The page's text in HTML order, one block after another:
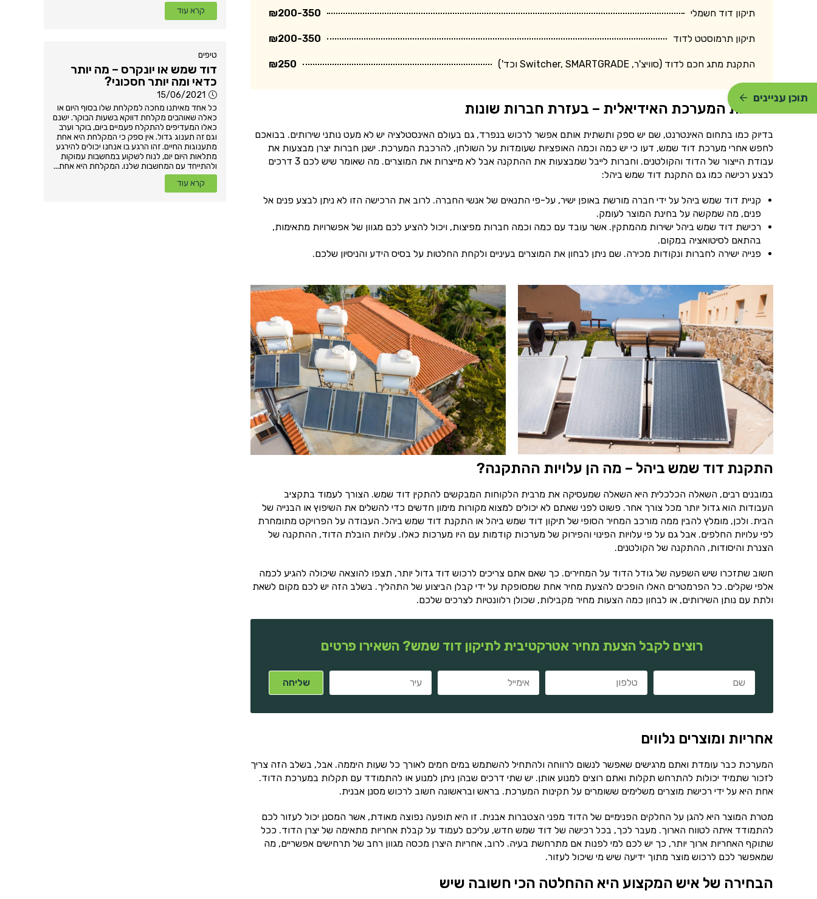
תיקון דוד חשמלי ₪200-350
תיקון תרמוסטט לדוד ₪200-350
התקנת מתג חכם לדוד (סוויצ'ר, Switcher, SMARTGRADE וכד') ₪250
הרכבת המערכת האידיאלית – בעזרת חברות שונות
בדיוק כמו בתחום האינטרנט, שם יש ספק ותשתית אותם אפשר לרכוש בנפרד, גם בעולם האינסטלציה יש לא מעט נותני שירותים. בבואכם
לחפש אחרי מערכת דוד שמש, דעו כי יש כמה וכמה האופציות שעומדות על השולחן, להרכבת המערכת. ישנן חברות יצרן מבצעות את
עבודת הייצור של הדוד והקולטנים. וחברות לייבל שמבצעות את ההתקנה אבל לא מייצרות את המוצרים. מה שאומר שיש לכם 3 דרכים
לבצע רכישה כמו גם התקנת דוד שמש ביהל:
קניית דוד שמש ביהל על ידי חברה מורשת באופן ישיר, על-פי התנאים של אנשי החברה. לרוב את הרכישה הזו לא ניתן לבצע פנים אל
פנים, מה שמקשה על בחינת המוצר לעומק.
רכישת דוד שמש ביהל ישירות מהמתקין. אשר עובד עם כמה וכמה חברות מפיצות, ויכול להציע לכם מגוון של אפשרויות מתאימות,
בהתאם לסיטואציה במקום.
פנייה ישירה לחברות ונקודות מכירה. שם ניתן לבחון את המוצרים בעיניים ולקחת החלטות על בסיס הידע והניסיון שלכם.
התקנת דוד שמש ביהל – מה הן עלויות ההתקנה?
במובנים רבים, השאלה הכלכלית היא השאלה שמעסיקה את מרבית הלקוחות המבקשים להתקין דוד שמש. הצורך לעמוד בתקציב
העבודות הוא גדול יותר מכל צורך אחר. פשוט לפני שאתם לא יכולים למצוא מקורות מימון חדשים כדי להשלים את השיפוץ או הבנייה של
הבית. ולכן, מומלץ להבין ממה מורכב המחיר הסופי של תיקון דוד שמש ביהל או התקנת דוד שמש ביהל. העבודה על הפרויקט מתומחרת
לפי עלויות החלפים. אבל גם על פי עלויות הפינוי והפירוק של מערכות קודמות עם היו מערכות כאלו. עלויות הובלת הדוד, ההתקנה של
הצנרת והיסודות, ההתקנה של הקולטנים.
חשוב שתזכרו שיש השפעה של גודל הדוד על המחירים. כך שאם אתם צריכים לרכוש דוד גדול יותר, תצפו להוצאה שיכולה להגיע לכמה
אלפי שקלים. כל הפרמטרים האלו הופכים להצעת מחיר אחת שמסופקת על ידי קבלן הביצוע של התהליך. בשלב הזה יש לכם מקום לשאת
ולתת עם נותן השירותים, או לבחון כמה הצעות מחיר מקבילות, שכולן רלוונטיות לצרכים שלכם.
רוצים לקבל הצעת מחיר אטרקטיבית לתיקון דוד שמש? השאירו פרטים
אחריות ומוצרים נלווים
המערכת כבר עומדת ואתם מרגישים שאפשר לנשום לרווחה ולהתחיל להשתמש במים חמים לאורך כל שעות היממה. אבל, בשלב הזה צריך
לזכור שתמיד יכולות להתרחש תקלות ואתם רוצים למנוע אותן. יש שתי דרכים שבהן ניתן למנוע או להתמודד עם תקלות במערכת הדוד.
אחת היא על ידי רכישת מוצרים משלימים ששומרים על תקינות המערכת. בראש ובראשונה חשוב לרכוש מסנן אבנית.
מטרת המוצר היא להגן על החלקים הפנימיים של הדוד מפני הצטברות אבנית. זו היא תופעה נפוצה מאודת, אשר המסנן יכול לעזור לכם
להתמודד איתה לטווח הארוך. מעבר לכך, בכל רכישה של דוד שמש חדש, עליכם לעמוד על קבלת אחריות מתאימה של יצרן הדוד. ככל
שתוקף האחריות ארוך יותר, כך יש לכם למי לפנות אם מתרחשת בעיה. לרוב, אחריות היצרן מכסה מגוון רחב של תרחישים אפשריים, מה
שמאפשר לכם לרכוש מוצר מתוך ידיעה שיש מי שיכול לעזור.
הבחירה של איש המקצוע היא ההחלטה הכי חשובה שיש
קרא עוד
טיפים
דוד שמש או יונקרס – מה יותר
כדאי ומה יותר חסכוני?
15/06/2021
כל אחד מאיתנו מחכה למקלחת שלו בסוף היום או
כאלה שאוהבים מקלחת דווקא בשעות הבוקר. ישנם
כאלו המעדיפים להתקלח פעמיים ביום, בוקר וערב
וגם זה תענוג גדול. אין ספק כי המקלחת היא אחת
מתענוגות החיים. זהו הרגע בו אנחנו יכולים להירגע
מתלאות היום יום, לנוח לשקוע במחשבות עמוקות
ולהתייחד עם המחשבות שלנו. המקלחת היא אחת...
קרא עוד
תוכן עניינים